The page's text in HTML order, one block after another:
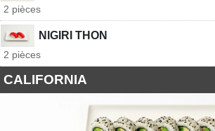
2 pièces
NIGIRI THON
2 pièces
CALIFORNIA